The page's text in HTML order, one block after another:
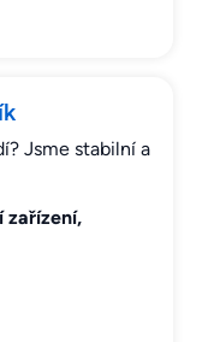
Jsme stabilní a
zařízení,